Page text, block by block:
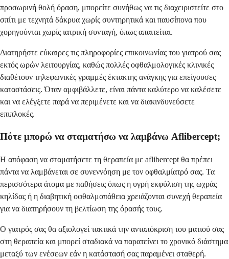
προσωρινή θολή όραση, μπορείτε συνήθως να τις διαχειριστείτε στο
σπίτι με τεχνητά δάκρυα χωρίς συντηρητικά και παυσίπονα που
χορηγούνται χωρίς ιατρική συνταγή, όπως απαιτείται.
Διατηρήστε εύκαιρες τις πληροφορίες επικοινωνίας του γιατρού σας
εκτός ωρών λειτουργίας, καθώς πολλές οφθαλμολογικές κλινικές
διαθέτουν τηλεφωνικές γραμμές έκτακτης ανάγκης για επείγουσες
καταστάσεις. Όταν αμφιβάλλετε, είναι πάντα καλύτερο να καλέσετε
και να ελέγξετε παρά να περιμένετε και να διακινδυνεύσετε
επιπλοκές.
Πότε μπορώ να σταματήσω να λαμβάνω Aflibercept;
Η απόφαση να σταματήσετε τη θεραπεία με aflibercept θα πρέπει
πάντα να λαμβάνεται σε συνεννόηση με τον οφθαλμίατρό σας. Τα
περισσότερα άτομα με παθήσεις όπως η υγρή εκφύλιση της ωχράς
κηλίδας ή η διαβητική οφθαλμοπάθεια χρειάζονται συνεχή θεραπεία
για να διατηρήσουν τη βελτίωση της όρασής τους.
Ο γιατρός σας θα αξιολογεί τακτικά την ανταπόκριση του ματιού σας
στη θεραπεία και μπορεί σταδιακά να παρατείνει το χρονικό διάστημα
μεταξύ των ενέσεων εάν η κατάστασή σας παραμένει σταθερή.